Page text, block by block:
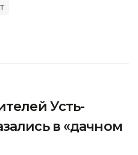
Усть-
в «дачном